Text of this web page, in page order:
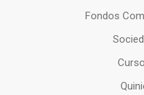
Fondos